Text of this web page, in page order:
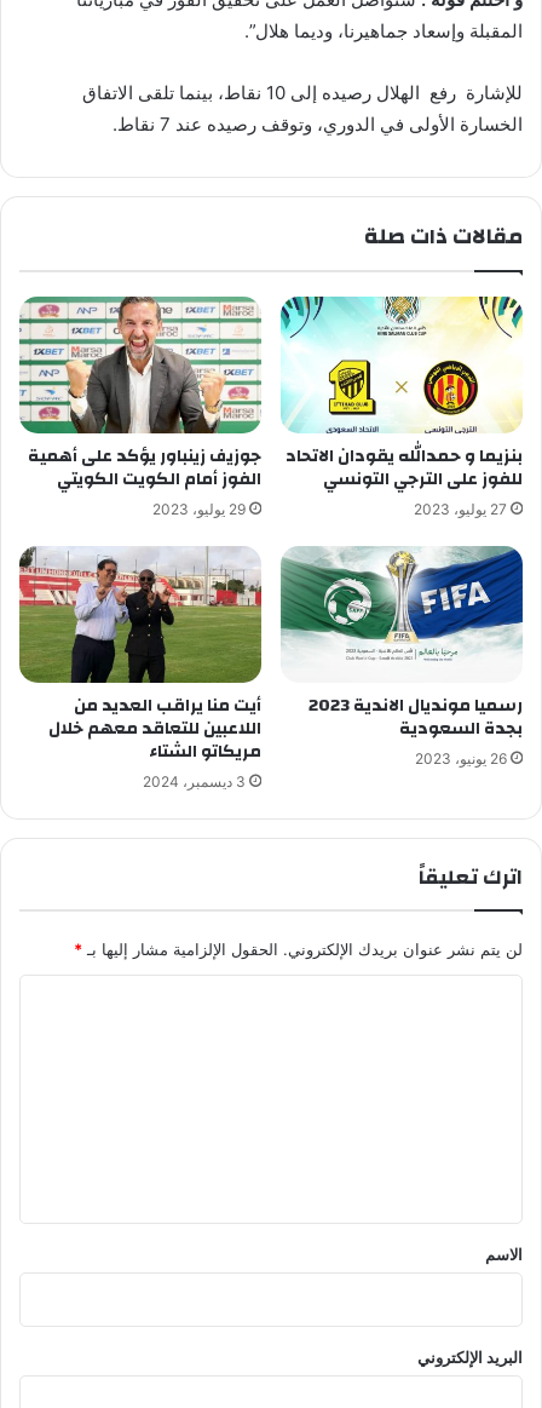
المقبلة وإسعاد جماهيرنا، وديما هلال”.
للإشارة رفع الهلال رصيده إلى 10 نقاط، بينما تلقى الاتفاق
الخسارة الأولى في الدوري، وتوقف رصيده عند 7 نقاط.
مقالات ذات صلة
بنزيما و حمدالله يقودان الاتحاد
للفوز على الترجي التونسي
27 يوليو، 2023
جوزيف زينباور يؤكد على أهمية
الفوز أمام الكويت الكويتي
29 يوليو، 2023
رسميا مونديال الاندية 2023
بجدة السعودية
26 يونيو، 2023
أيت منا يراقب العديد من
اللاعبين للتعاقد معهم خلال
مريكاتو الشتاء
3 ديسمبر، 2024
اترك تعليقاً
لن يتم نشر عنوان بريدك الإلكتروني. الحقول الإلزامية مشار إليها بـ *
*
الاسم
البريد الإلكتروني